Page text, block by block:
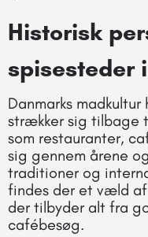
Historisk
spisesteder
Danmarks
strækker sig tilbage
som restauranter,
sig gennem årene
traditioner og
findes der et væld
der tilbyder alt fra
cafébesøg.